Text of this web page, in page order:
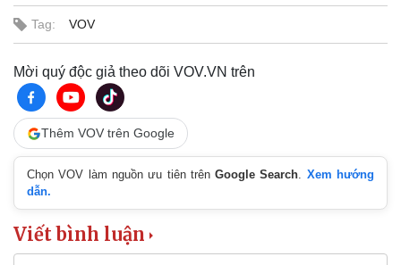
Doanh nghiệp
Doanh nghiệp 24h
Doanh nhân
Trải nghiệm
Tag: VOV
Mời quý độc giả theo dõi VOV.VN trên
Thêm VOV trên Google
Chọn VOV làm nguồn ưu tiên trênGoogle Search. Xem hướng
dẫn.
Viết bình luận